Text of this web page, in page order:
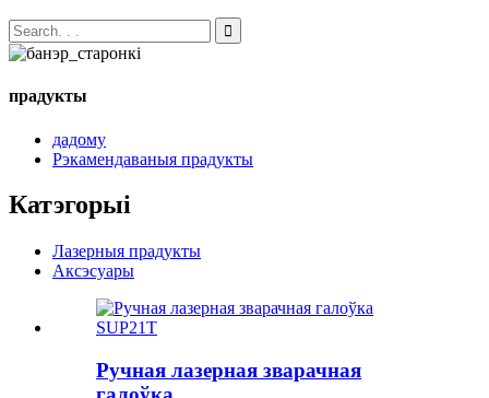
прадукты
дадому
Рэкамендаваныя прадукты
Катэгорыі
Лазерныя прадукты
Аксэсуары
Ручная лазерная зварачная